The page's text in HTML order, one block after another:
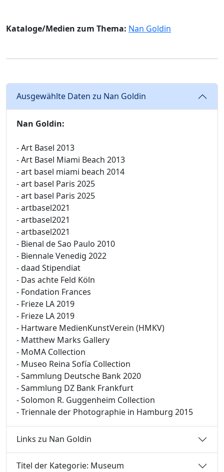
Kataloge/Medien zum Thema: Nan Goldin
Ausgewählte Daten zu Nan Goldin
Nan Goldin:
- Art Basel 2013
- Art Basel Miami Beach 2013
- art basel miami beach 2014
- art basel Paris 2025
- art basel Paris 2025
- artbasel2021
- artbasel2021
- artbasel2021
- Bienal de Sao Paulo 2010
- Biennale Venedig 2022
- daad Stipendiat
- Das achte Feld Köln
- Fondation Frances
- Frieze LA 2019
- Frieze LA 2019
- Hartware MedienKunstVerein (HMKV)
- Matthew Marks Gallery
- MoMA Collection
- Museo Reina Sofía Collection
- Sammlung Deutsche Bank 2020
- Sammlung DZ Bank Frankfurt
- Solomon R. Guggenheim Collection
- Triennale der Photographie in Hamburg 2015
Links zu Nan Goldin
Titel der Kategorie: Museum